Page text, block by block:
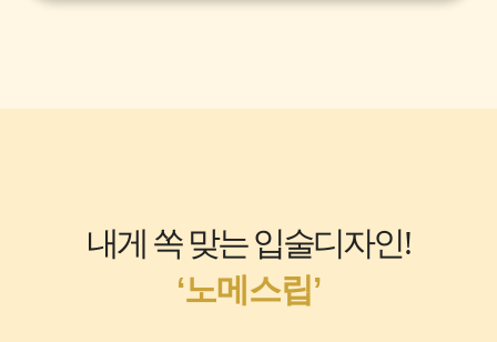
내게 쏙 맞는 입술디자인!
‘노메스립’